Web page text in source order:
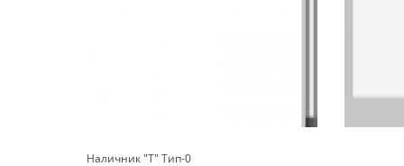
Наличник "Т" Тип-0